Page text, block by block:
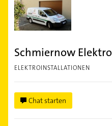
Schmiernow Elektro
ELEKTROINSTALLATIONEN
Chat starten